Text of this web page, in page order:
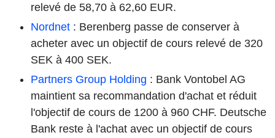
relevé de 58,70 à 62,60 EUR.
Nordnet : Berenberg passe de conserver à
acheter avec un objectif de cours relevé de 320
SEK à 400 SEK.
Partners Group Holding : Bank Vontobel AG
maintient sa recommandation d'achat et réduit
l'objectif de cours de 1200 à 960 CHF. Deutsche
Bank reste à l'achat avec un objectif de cours